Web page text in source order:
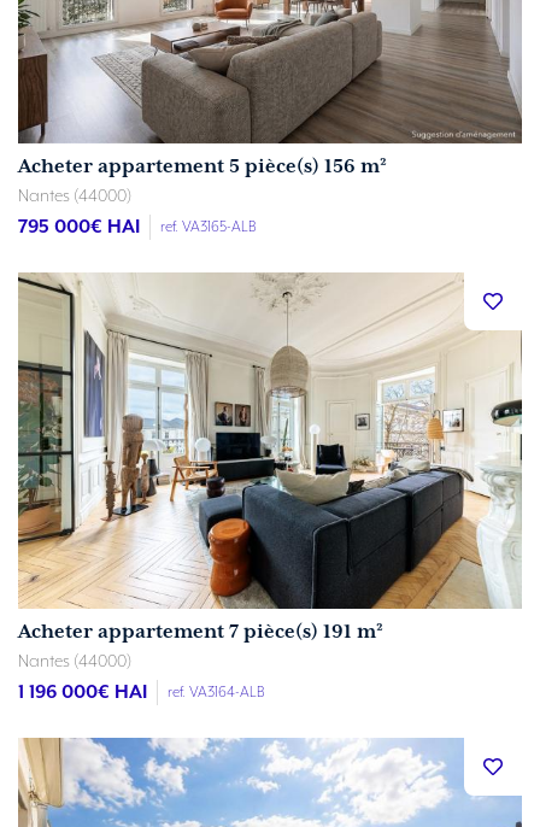
Acheter appartement 5 pièce(s) 156 m²
Nantes (44000)
795 000€ HAI ref. VA3165-ALB
Acheter appartement 7 pièce(s) 191 m²
Nantes (44000)
1 196 000€ HAI ref. VA3164-ALB